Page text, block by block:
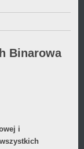
Binarowa
i